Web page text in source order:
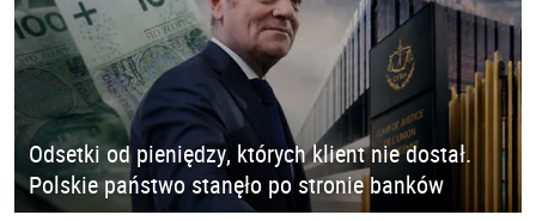
Odsetki od pieniędzy, których klient nie dostał.
Polskie państwo stanęło po stronie banków